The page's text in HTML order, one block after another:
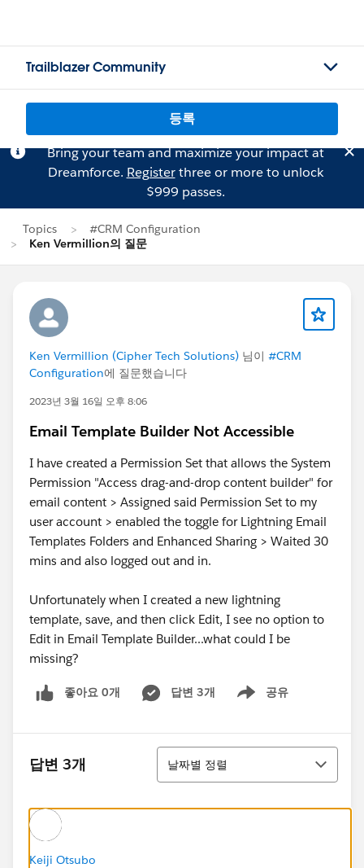
Trailblazer Community
등록
Bring your team and maximize your impact at
Dreamforce. Registerthree or more to unlock
$999 passes.
Topics
#CRM Configuration
Ken Vermillion의 질문
Ken Vermillion (Cipher Tech Solutions) 님이 #CRM
Configuration에 질문했습니다
2023년 3월 16일 오후 8:06
Email Template Builder Not Accessible
I have created a Permission Set that allows the System
Permission "Access drag-and-drop content builder" for
email content > Assigned said Permission Set to my
user account > enabled the toggle for Lightning Email
Templates Folders and Enhanced Sharing > Waited 30
mins and also logged out and in.
Unfortunately when I created a new lightning
template, save, and then click Edit, I see no option to
Edit in Email Template Builder...what could I be
missing?
좋아요 0개 답변 3개 공유
Show menu
답변 3개
정렬
날짜별 정렬
Keiji Otsubo